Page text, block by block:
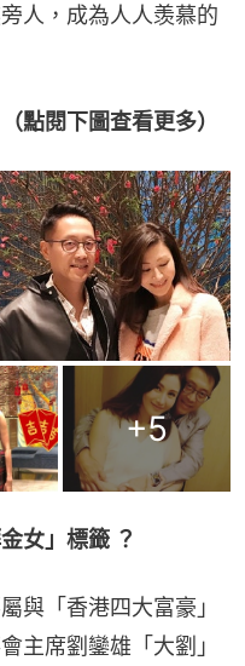
人，成為人人羡慕的
點閱下圖查看更多）
+5
女」標籤 ？
與「香港四大富豪」
主席劉鑾雄「大劉」